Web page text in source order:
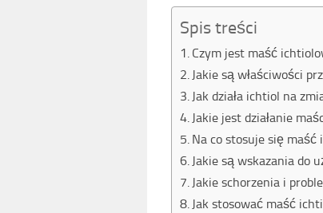
Spis treści
Czym jest maść
Jakie są właściwości
Jak działa ichtiol na
Jakie jest działanie
Na co stosuje się maść
Jakie są wskazania do
Jakie schorzenia i
Jak stosować maść